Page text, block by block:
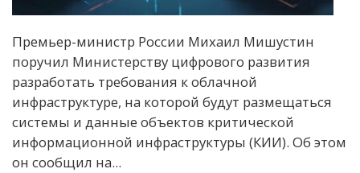
Премьер-министр России Михаил Мишустин
поручил Министерству цифрового развития
разработать требования к облачной
инфраструктуре, на которой будут размещаться
системы и данные объектов критической
информационной инфраструктуры (КИИ). Об этом
он сообщил на...